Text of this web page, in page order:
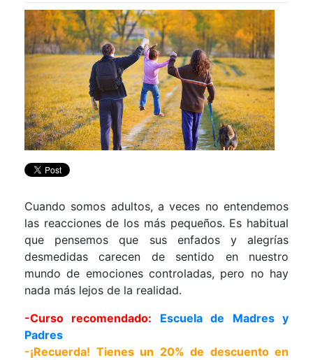
Cuando somos adultos, a veces no entendemos
las reacciones de los más pequeños. Es habitual
que pensemos que sus enfados y alegrías
desmedidas carecen de sentido en nuestro
mundo de emociones controladas, pero no hay
nada más lejos de la realidad.
-Curso recomendado: Escuela de Madres y
Padres
-¡Recuerda! Tienes un 20% de descuento en